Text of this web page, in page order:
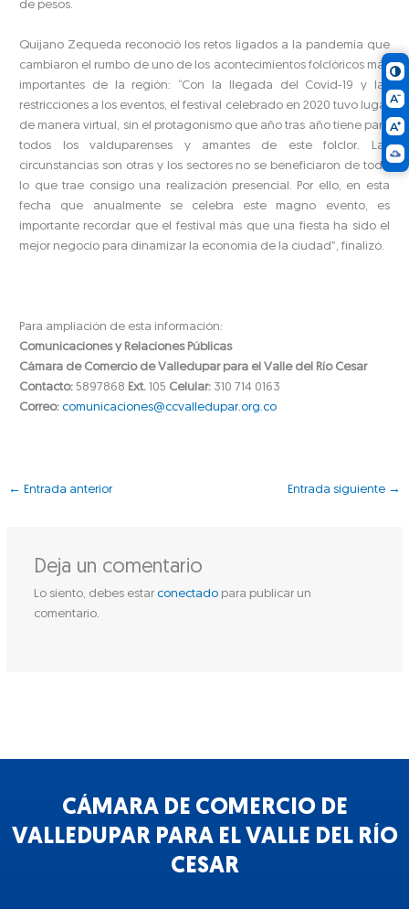
de pesos.
Quijano Zequeda reconoció los retos ligados a la pandemia que
cambiaron el rumbo de uno de los acontecimientos folclóricos más
importantes de la región: “Con la llegada del Covid-19 y las
restricciones a los eventos, el festival celebrado en 2020 tuvo lugar
de manera virtual, sin el protagonismo que año tras año tiene para
todos los valduparenses y amantes de este folclor. Las
circunstancias son otras y los sectores no se beneficiaron de todo
lo que trae consigo una realización presencial. Por ello, en esta
fecha que anualmente se celebra este magno evento, es
importante recordar que el festival más que una fiesta ha sido el
mejor negocio para dinamizar la economía de la ciudad”, finalizó.
Para ampliación de esta información:
Comunicaciones y Relaciones Públicas
Cámara de Comercio de Valledupar para el Valle del Río Cesar
Contacto: 5897868 Ext. 105 Celular: 310 714 0163
Correo: comunicaciones@ccvalledupar.org.co
← Entrada anterior Entrada siguiente →
Deja un comentario
Lo siento, debes estar conectadopara publicar un
comentario.
CÁMARA DE COMERCIO DE
VALLEDUPAR PARA EL VALLE DEL RÍO
CESAR